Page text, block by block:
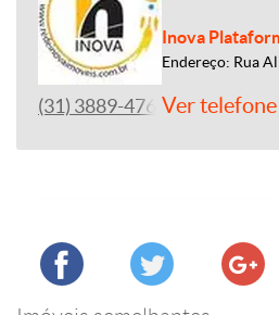
Inova
Endereço: Rua
(31) 3889-4765Ver telefone